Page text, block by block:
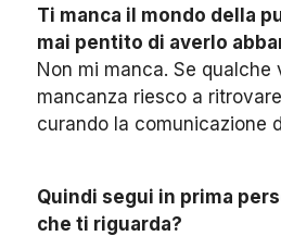
Ti manca il mondo della
mai pentito di averlo
Non mi manca. Se qualche
mancanza riesco a
curando la comunicazione
Quindi segui in prima
che ti riguarda?